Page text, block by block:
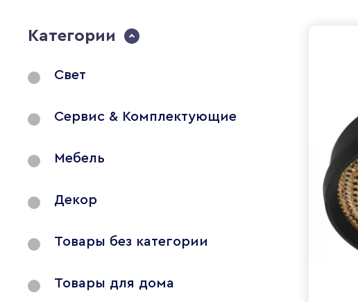
Категории
Свет
Сервис & Комплектующие
Мебель
Декор
Товары без категории
Товары для дома